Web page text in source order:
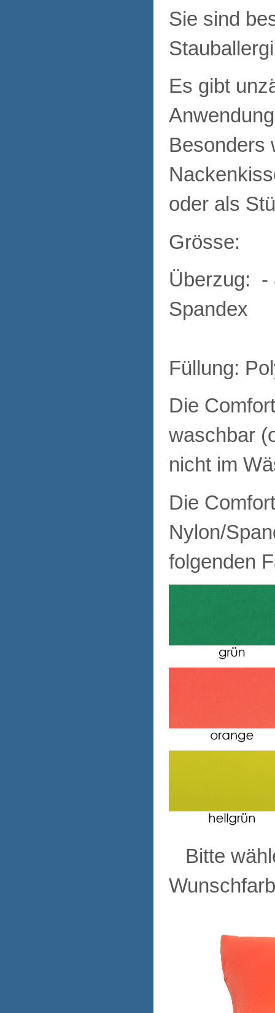
Sie sind
Es gibt
Besonders
oder als
Grösse:
Überzug: -
Spandex
Füllung:
Die
waschbar
nicht im
Die
Nylon/
folgenden
Bitte